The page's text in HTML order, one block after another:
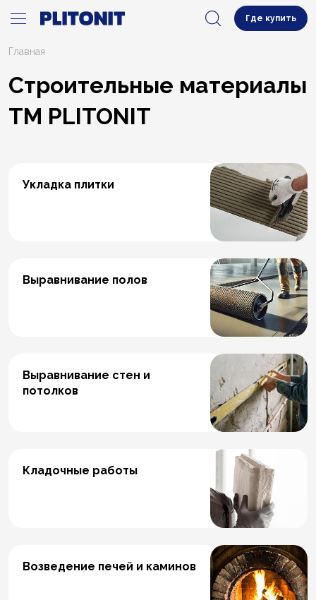
Где купить
Главная
Строительные материалы
ТМ PLITONIT
Укладка плитки
Выравнивание полов
Выравнивание стен и
потолков
Кладочные работы
Возведение печей и каминов